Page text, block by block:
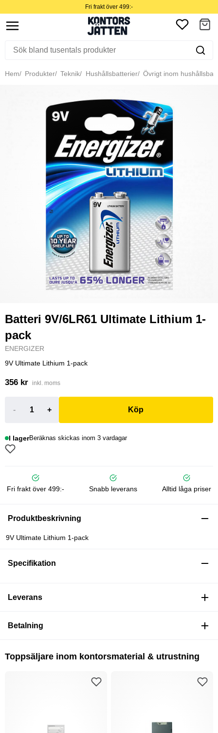
Fri frakt över 499:-
Hem Produkter Teknik Hushållsbatterier Övrigt inom
Batteri 9V/6LR61 Ultimate Lithium 1-
pack
ENERGIZER
9V Ultimate Lithium 1-pack
356 kr inkl. moms
- + Köp
I lagerBeräknas skickas inom 3 vardagar
Fri frakt över 499:- Snabb leverans Alltid låga priser
Produktbeskrivning
9V Ultimate Lithium 1-pack
Specifikation
Leverans
Betalning
Toppsäljare inom kontorsmaterial & utrustning